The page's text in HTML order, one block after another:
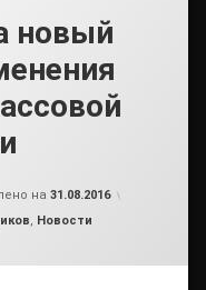
новый
на 31.08.2016
, Новости